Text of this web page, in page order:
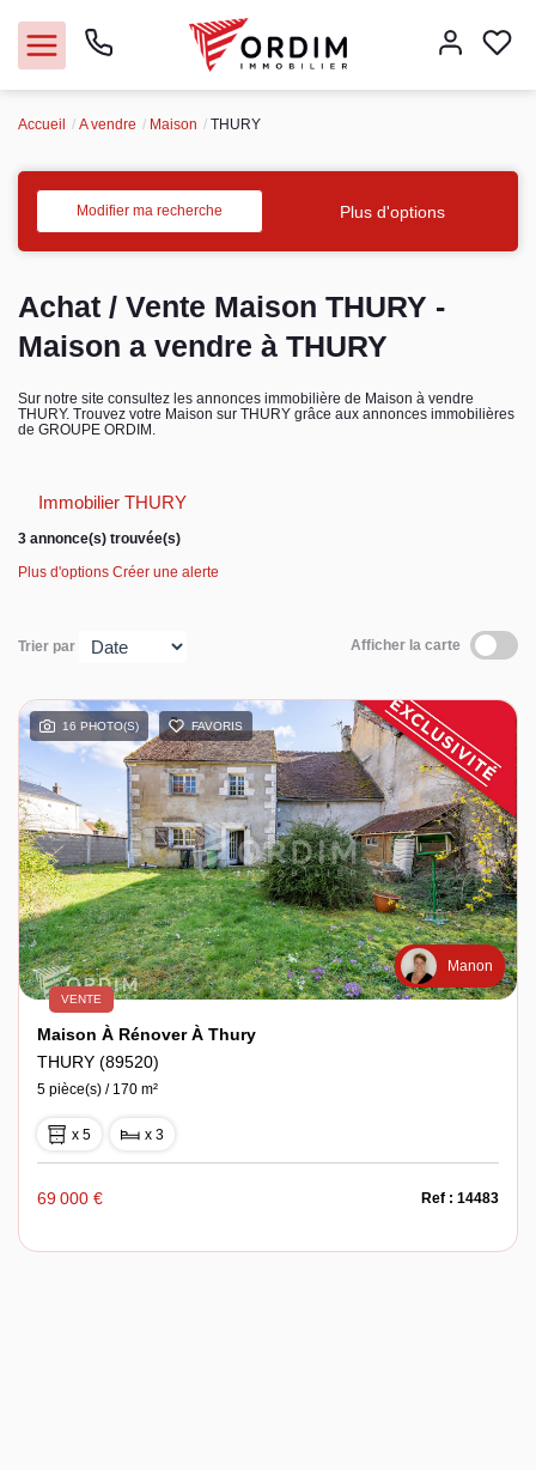
Acheter
Vendre
Immobilier pro
Syndic
Espace client
Accueil A vendre Maison THURY
Modifier ma recherche Plus d'options
Achat / Vente Maison THURY -
Maison a vendre à THURY
Sur notre site consultez les annonces immobilière de Maison à vendre
THURY. Trouvez votre Maison sur THURY grâce aux annonces immobilières
de GROUPE ORDIM.
Immobilier THURY
3 annonce(s) trouvée(s)
Plus d'options Créer une alerte
Trier par Afficher la carte
16 PHOTO(S) FAVORIS
Manon
VENTE
Maison À Rénover À Thury
THURY (89520)
5 pièce(s) / 170 m²
x 5 x 3
69 000 € Ref : 14483